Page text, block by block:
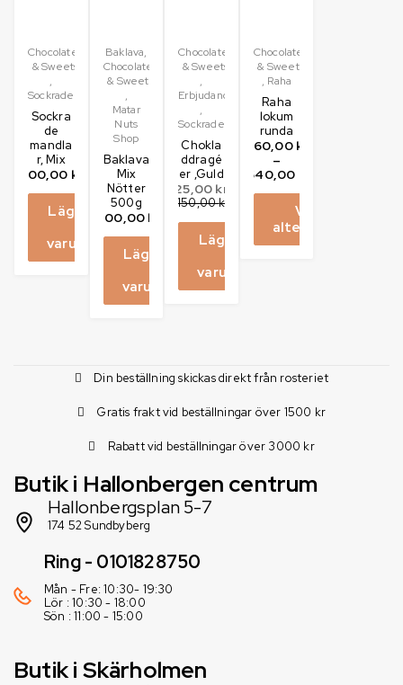
Chocolates
& Sweets
,
Sockrade
Sockra
de
mandla
r, Mix
100,00 kr
Lägg till
varukorg
Baklava,
Chocolates
& Sweets
,
Matar
Nuts
Shop
Baklava
Mix
Nötter
500g
200,00 kr
Lägg till
varukorg
Chocolates
& Sweets
,
Erbjudanden
,
Sockrade
Chokla
ddragé
er ,Guld
150,00kr
125,00 kr
Lägg till
varukorg
Chocolates
& Sweets
, Raha
Raha
lokum
runda
160,00 kr
–
640,00
Välj
alternativ
Din beställning skickas direkt från rosteriet
Gratis frakt vid beställningar över 1500 kr
Rabatt vid beställningar över 3000 kr
Butik i Hallonbergen centrum
Hallonbergsplan 5-7
174 52 Sundbyberg
Ring - 0101828750
Mån - Fre: 10:30- 19:30
Lör : 10:30 - 18:00
Sön : 11:00 - 15:00
Butik i Skärholmen